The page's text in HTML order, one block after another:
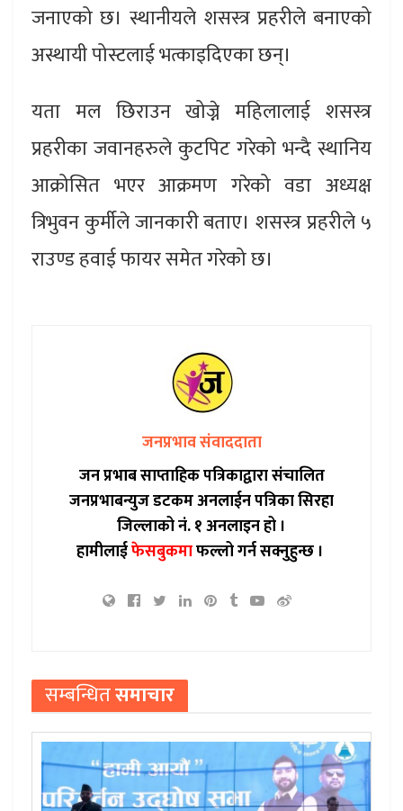
जनाएको छ। स्थानीयले शसस्त्र प्रहरीले बनाएको
अस्थायी पोस्टलाई भत्काइदिएका छन्।
यता मल छिराउन खोज्ने महिलालाई शसस्त्र
प्रहरीका जवानहरुले कुटपिट गरेको भन्दै स्थानिय
आक्रोसित भएर आक्रमण गरेको वडा अध्यक्ष
त्रिभुवन कुर्मीले जानकारी बताए। शसस्त्र प्रहरीले ५
राउण्ड हवाई फायर समेत गरेको छ।
जनप्रभाव संवाददाता
जन प्रभाब साप्ताहिक पत्रिकाद्वारा संचालित
जनप्रभाबन्युज डटकम अनलाईन पत्रिका सिरहा
जिल्लाको नं. १ अनलाइन हो ।
हामीलाईफेसबुकमाफल्लो गर्न सक्नुहुन्छ ।
सम्बन्धितसमाचार